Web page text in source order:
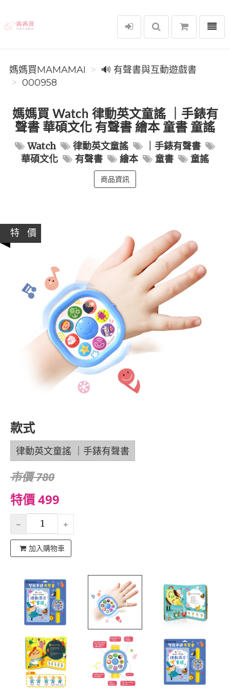
媽媽買MAMAMAI
選單
媽媽買MAMAMAI
🔊 有聲書與互動遊戲書
000958
媽媽買 Watch 律動英文童謠 ｜手錶有
聲書 華碩文化 有聲書 繪本 童書 童謠
Watch 律動英文童謠
｜手錶有聲書
華碩文化
有聲書 繪本 童書 童謠
商品資訊
特 價
款式
律動英文童謠 ｜手錶有聲書
市價 780
特價 499
加入購物車